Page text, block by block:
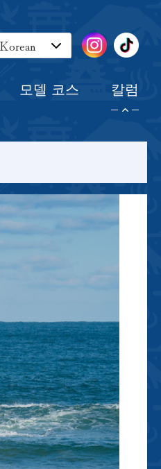
Japanese
Korean
모델 코스 칼럼